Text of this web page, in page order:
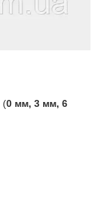
(0 мм, 3 мм, 6